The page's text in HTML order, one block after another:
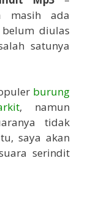
masih ada
diulas
satunya
burung
, namun
tidak
saya akan
serindit